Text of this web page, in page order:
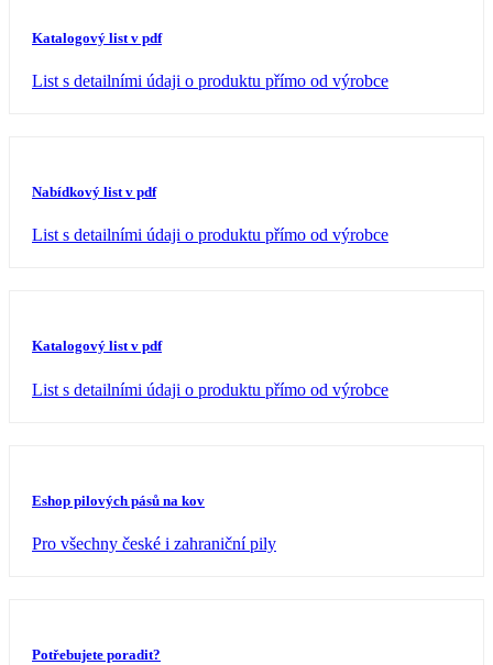
Katalogový list v pdf
List s detailními údaji o produktu přímo od výrobce
Nabídkový list v pdf
List s detailními údaji o produktu přímo od výrobce
Katalogový list v pdf
List s detailními údaji o produktu přímo od výrobce
Eshop pilových pásů na kov
Pro všechny české i zahraniční pily
Potřebujete poradit?